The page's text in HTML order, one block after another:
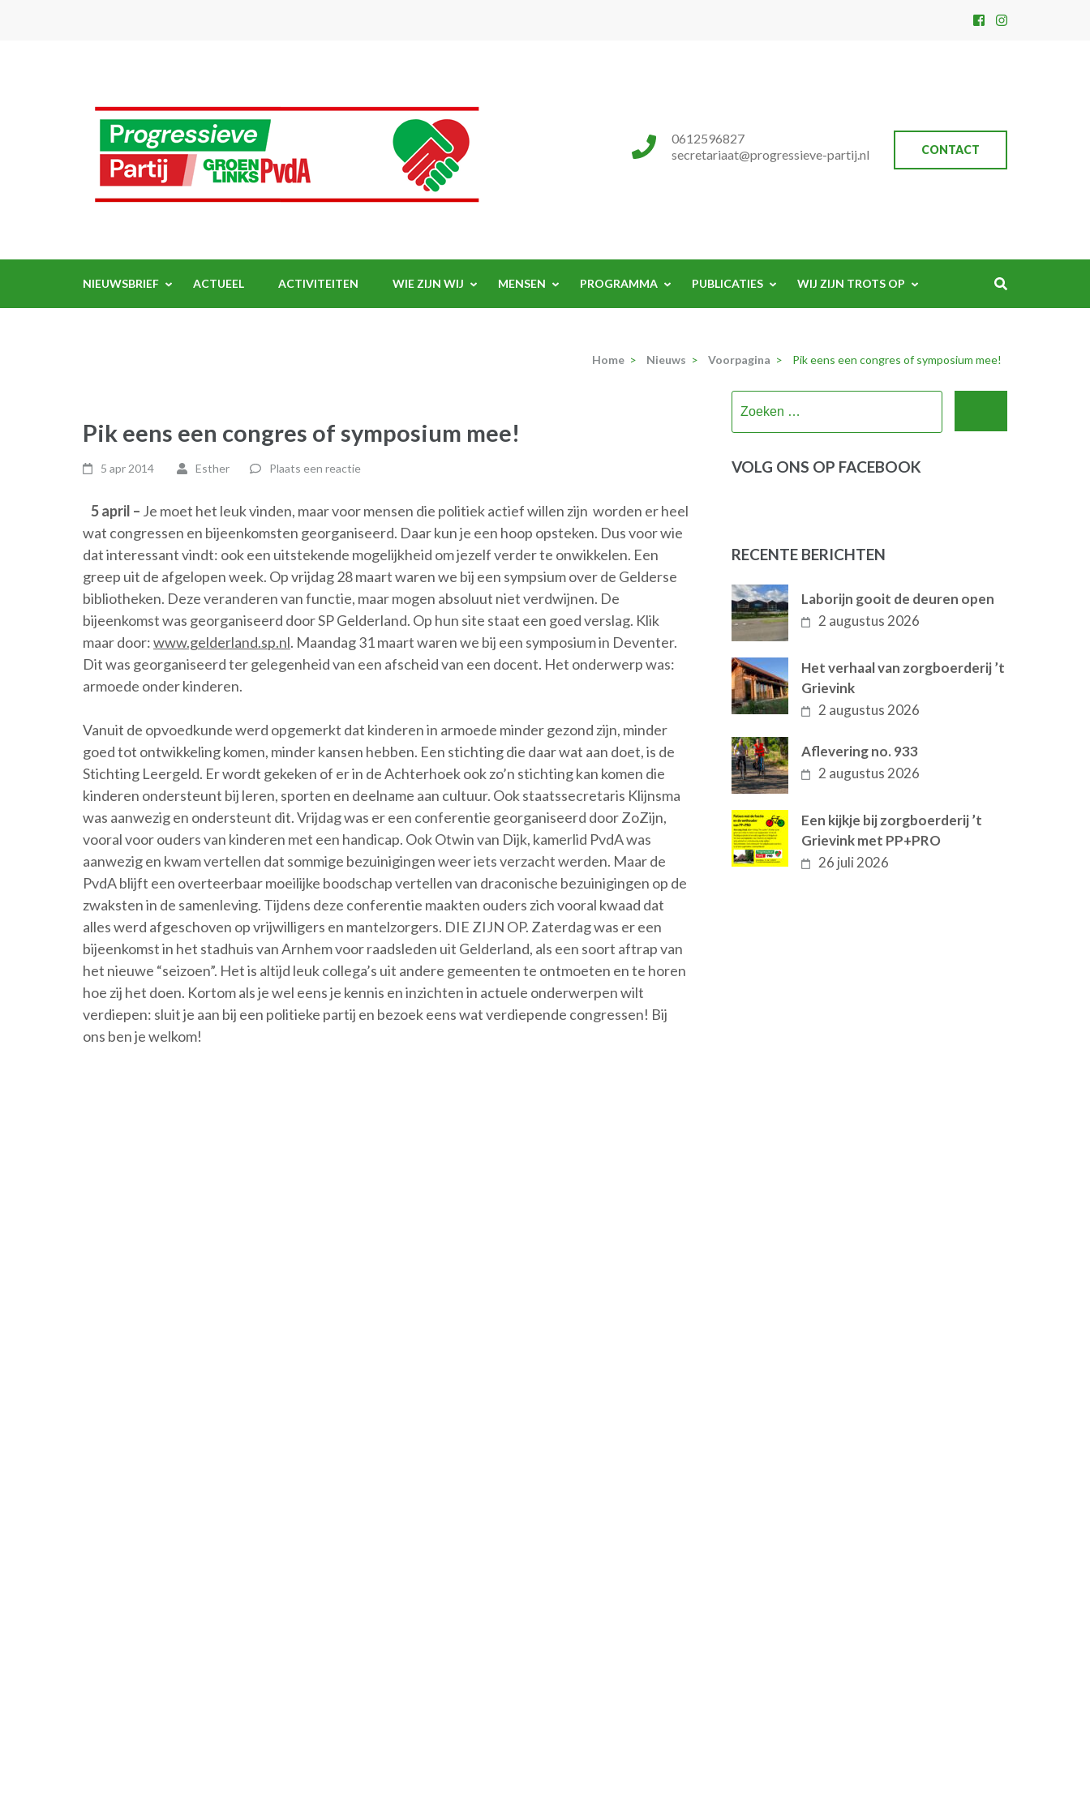
CONTACT
0612596827
secretariaat@progressieve-partij.nl
NIEUWSBRIEF ACTUEEL ACTIVITEITEN WIE ZIJN WIJ MENSEN PROGRAMMA PUBLICATIES WIJ ZIJN TROTS OP
Home > Nieuws > Voorpagina > Pik eens een congres of symposium mee!
Pik eens een congres of symposium mee!
5 apr 2014 Esther Plaats een reactie
5 april – Je moet het leuk vinden, maar voor mensen die politiek actief willen zijn worden er heel
wat congressen en bijeenkomsten georganiseerd. Daar kun je een hoop opsteken. Dus voor wie
dat interessant vindt: ook een uitstekende mogelijkheid om jezelf verder te onwikkelen. Een
greep uit de afgelopen week. Op vrijdag 28 maart waren we bij een sympsium over de Gelderse
bibliotheken. Deze veranderen van functie, maar mogen absoluut niet verdwijnen. De
bijeenkomst was georganiseerd door SP Gelderland. Op hun site staat een goed verslag. Klik
maar door:www.gelderland.sp.nl. Maandag 31 maart waren we bij een symposium in Deventer.
Dit was georganiseerd ter gelegenheid van een afscheid van een docent. Het onderwerp was:
armoede onder kinderen.
Vanuit de opvoedkunde werd opgemerkt dat kinderen in armoede minder gezond zijn, minder
goed tot ontwikkeling komen, minder kansen hebben. Een stichting die daar wat aan doet, is de
Stichting Leergeld. Er wordt gekeken of er in de Achterhoek ook zo’n stichting kan komen die
kinderen ondersteunt bij leren, sporten en deelname aan cultuur. Ook staatssecretaris Klijnsma
was aanwezig en ondersteunt dit. Vrijdag was er een conferentie georganiseerd door ZoZijn,
vooral voor ouders van kinderen met een handicap. Ook Otwin van Dijk, kamerlid PvdA was
aanwezig en kwam vertellen dat sommige bezuinigingen weer iets verzacht werden. Maar de
PvdA blijft een overteerbaar moeilijke boodschap vertellen van draconische bezuinigingen op de
zwaksten in de samenleving. Tijdens deze conferentie maakten ouders zich vooral kwaad dat
alles werd afgeschoven op vrijwilligers en mantelzorgers. DIE ZIJN OP. Zaterdag was er een
bijeenkomst in het stadhuis van Arnhem voor raadsleden uit Gelderland, als een soort aftrap van
het nieuwe “seizoen”. Het is altijd leuk collega’s uit andere gemeenten te ontmoeten en te horen
hoe zij het doen. Kortom als je wel eens je kennis en inzichten in actuele onderwerpen wilt
verdiepen: sluit je aan bij een politieke partij en bezoek eens wat verdiepende congressen! Bij
ons ben je welkom!
VOLG ONS OP FACEBOOK
RECENTE BERICHTEN
Laborijn gooit de deuren open
2 augustus 2026
Het verhaal van zorgboerderij ’t
Grievink
2 augustus 2026
Aflevering no. 933
2 augustus 2026
Een kijkje bij zorgboerderij ’t
Grievink met PP+PRO
26 juli 2026